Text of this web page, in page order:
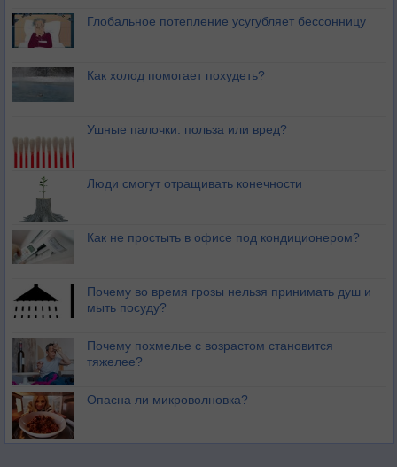
Глобальное потепление усугубляет бессонницу
Как холод помогает похудеть?
Ушные палочки: польза или вред?
Люди смогут отращивать конечности
Как не простыть в офисе под кондиционером?
Почему во время грозы нельзя принимать душ и
мыть посуду?
Почему похмелье с возрастом становится
тяжелее?
Опасна ли микроволновка?